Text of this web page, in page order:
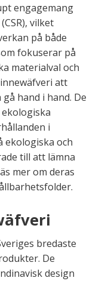
engagemang
vilket
på både
fokuserar på
materialval och
att
hand i hand. De
i
ekologiska och
till att lämna
mer om deras
bredaste
De
design